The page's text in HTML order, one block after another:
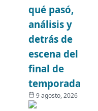
qué pasó,
análisis y
detrás de
escena del
final de
temporada
9 agosto, 2026